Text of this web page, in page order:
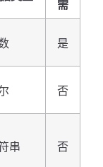
需
是
否
串 否